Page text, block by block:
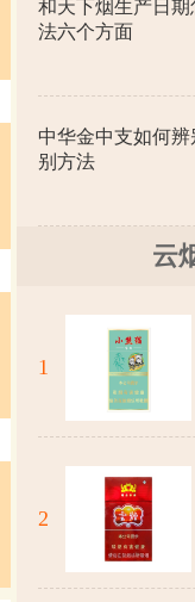
和天下烟生产日
法六个方面
中华金中支如何
别方法
云
1
2